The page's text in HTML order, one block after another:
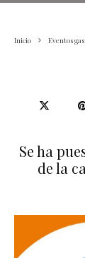
Inicio Eventos
Se ha
de la